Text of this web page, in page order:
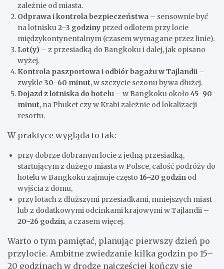
zależnie od miasta.
Odprawa i kontrola bezpieczeństwa – sensownie być
na lotnisku2–3 godziny przed odlotem przy locie
międzykontynentalnym (czasem wymagane przez linie).
Lot(y) – z przesiadką do Bangkoku i dalej, jak opisano
wyżej.
Kontrola paszportowa i odbiór bagażu w Tajlandii –
zwykle 30–60 minut, w szczycie sezonu bywa dłużej.
Dojazd z lotniska do hotelu – w Bangkoku około 45–90
minut, na Phuket czy w Krabi zależnie od lokalizacji
resortu.
W praktyce wygląda to tak:
przy dobrze dobranym locie z jedną przesiadką,
startującym z dużego miasta w Polsce, całość podróży do
hotelu w Bangkoku zajmuje często 16–20 godzin od
wyjścia z domu,
przy lotach z dłuższymi przesiadkami, mniejszych miast
lub z dodatkowymi odcinkami krajowymi w Tajlandii –
20–26 godzin, a czasem więcej.
Warto o tym pamiętać, planując pierwszy dzień po
przylocie. Ambitne zwiedzanie kilka godzin po 15–
20 godzinach w drodze najczęściej kończy się